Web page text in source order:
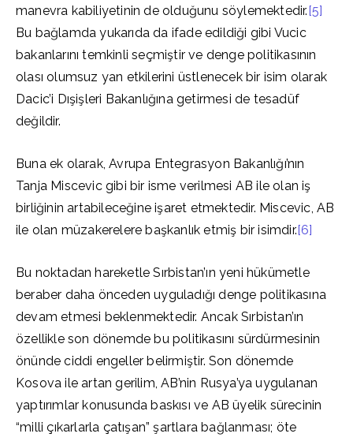
manevra kabiliyetinin de olduğunu söylemektedir.[5]
Bu bağlamda yukarıda da ifade edildiği gibi Vucic
bakanlarını temkinli seçmiştir ve denge politikasının
olası olumsuz yan etkilerini üstlenecek bir isim olarak
Dacic’i Dışişleri Bakanlığına getirmesi de tesadüf
değildir.
Buna ek olarak, Avrupa Entegrasyon Bakanlığı’nın
Tanja Miscevic gibi bir isme verilmesi AB ile olan iş
birliğinin artabileceğine işaret etmektedir. Miscevic, AB
ile olan müzakerelere başkanlık etmiş bir isimdir.[6]
Bu noktadan hareketle Sırbistan’ın yeni hükümetle
beraber daha önceden uyguladığı denge politikasına
devam etmesi beklenmektedir. Ancak Sırbistan’ın
özellikle son dönemde bu politikasını sürdürmesinin
önünde ciddi engeller belirmiştir. Son dönemde
Kosova ile artan gerilim, AB’nin Rusya’ya uygulanan
yaptırımlar konusunda baskısı ve AB üyelik sürecinin
“milli çıkarlarla çatışan” şartlara bağlanması; öte